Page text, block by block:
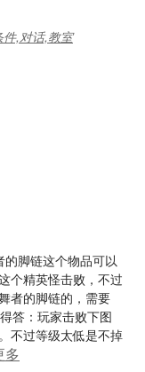
,对话,教室
脚链这个物品可以
个精英怪击败，不过
者的脚链的，需要
答：玩家击败下图
不过等级太低是不掉